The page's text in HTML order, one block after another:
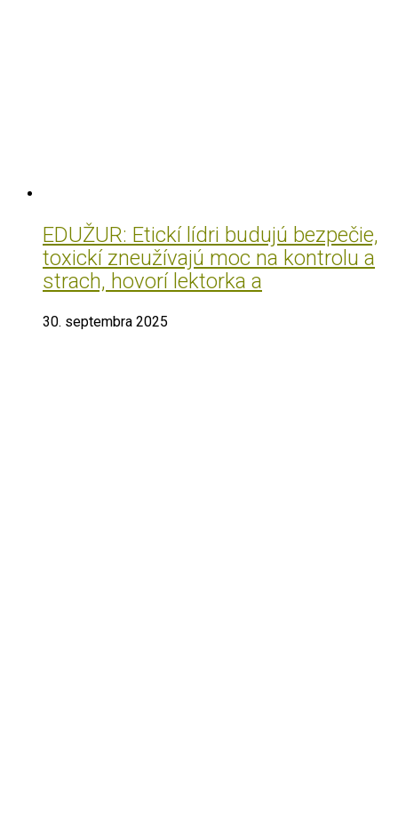
EDUŽUR: Etickí lídri budujú bezpečie,
toxickí zneužívajú moc na kontrolu a
strach, hovorí lektorka a
30. septembra 2025